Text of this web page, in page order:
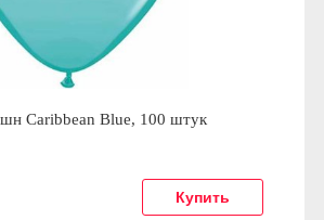
Caribbean Blue, 100 штук